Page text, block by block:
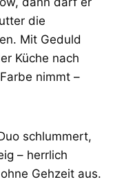
die
Mit Geduld
Küche nach
nimmt –
schlummert,
– herrlich
Gehzeit aus.